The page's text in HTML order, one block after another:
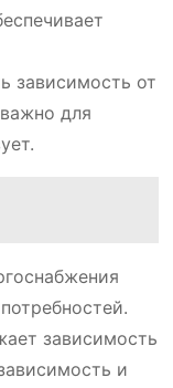
зависимость от
для
зависимость
и